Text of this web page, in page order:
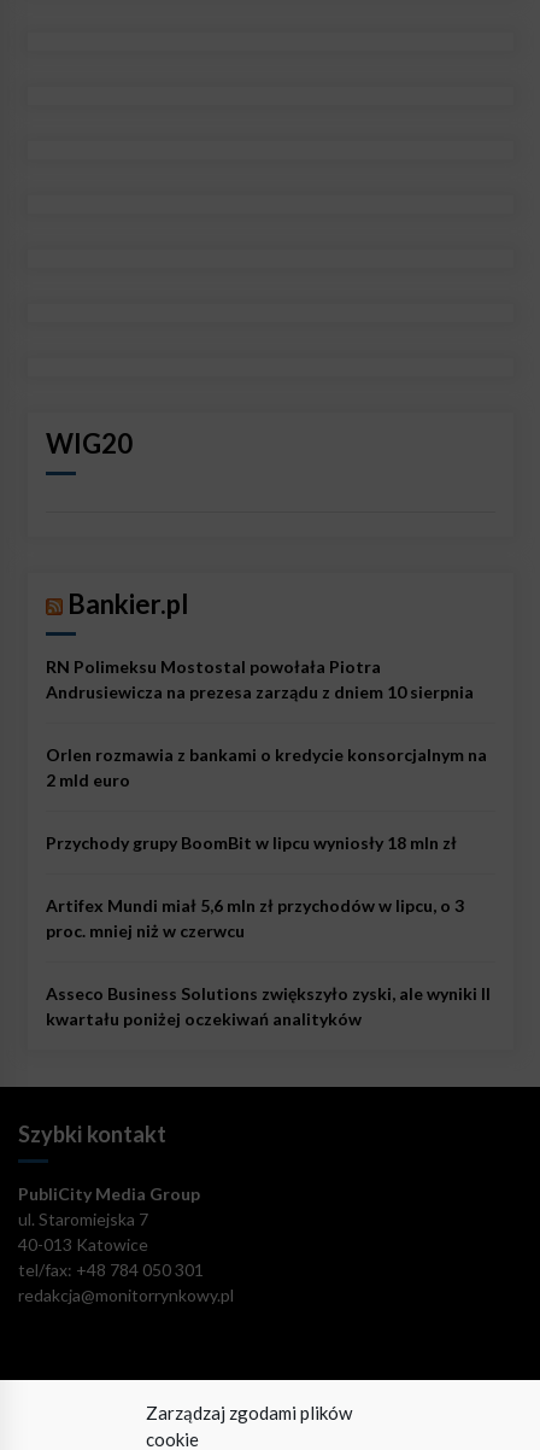
Zarządzaj zgodami plików
cookie
WIG20
Bankier.pl
RN Polimeksu Mostostal powołała Piotra
Andrusiewicza na prezesa zarządu z dniem 10 sierpnia
Orlen rozmawia z bankami o kredycie konsorcjalnym na
2 mld euro
Przychody grupy BoomBit w lipcu wyniosły 18 mln zł
Artifex Mundi miał 5,6 mln zł przychodów w lipcu, o 3
proc. mniej niż w czerwcu
Asseco Business Solutions zwiększyło zyski, ale wyniki II
kwartału poniżej oczekiwań analityków
Szybki kontakt
PubliCity Media Group
ul. Staromiejska 7
40-013 Katowice
tel/fax: +48 784 050 301
redakcja@monitorrynkowy.pl
Pozostańmy w kontakcie!